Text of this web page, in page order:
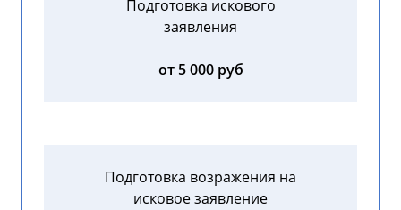
Подготовка искового
заявления
от 5 000 руб
Подготовка возражения на
исковое заявление